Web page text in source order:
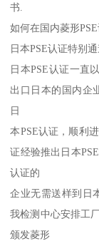
书.
如何在国内菱形
日本PSE认证特别
日本PSE认证一直
出口日本的国内企
日
本PSE认证，顺利
证经验推出日本
认证的
企业无需送样到日
我检测中心安排工
颁发菱形